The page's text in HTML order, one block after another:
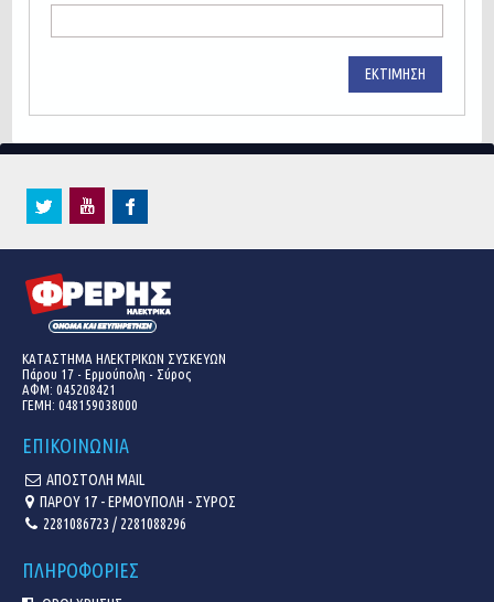
ΕΚΤΊΜΗΣΗ
ΚΑΤΑΣΤΗΜΑ ΗΛΕΚΤΡΙΚΩΝ ΣΥΣΚΕΥΩΝ
Πάρου 17 - Ερμούπολη - Σύρος
ΑΦΜ: 045208421
ΓΕΜΗ: 048159038000
ΕΠΙΚΟΙΝΩΝΙΑ
ΑΠΟΣΤΟΛΗ MAIL
ΠΑΡΟΥ 17 - ΕΡΜΟΥΠΟΛΗ - ΣΥΡΟΣ
2281086723 / 2281088296
ΠΛΗΡΟΦΟΡΙΕΣ